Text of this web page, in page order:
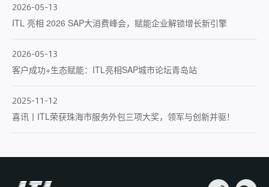
2026-05-13
ITL 亮相 2026 SAP大消费峰会，赋能企业解锁增长新引擎
2026-05-13
客户成功+生态赋能：ITL亮相SAP城市论坛青岛站
2025-11-12
喜讯丨ITL荣获珠海市服务外包三项大奖，领军与创新并驱！